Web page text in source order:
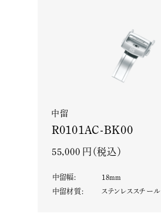
中留
R0101AC-BK00
55,000 円（税込）
中留幅: 18mm
中留材質: ステンレススチール